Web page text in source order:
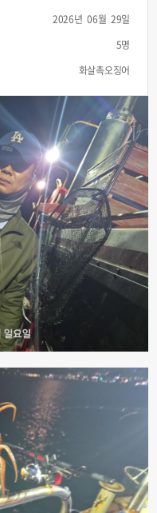
2026년 06월 29일
5명
화살촉오징어